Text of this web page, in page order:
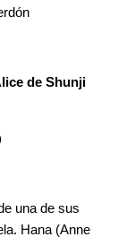
de Shunji
una de sus
Hana (Anne